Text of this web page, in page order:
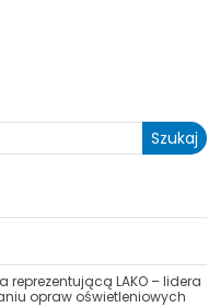
Szukaj
reprezentującą LAKO – lidera
opraw oświetleniowych